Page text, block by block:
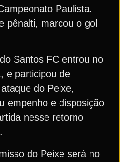
Paulista.
pênalti, marcou o gol
Santos FC entrou no
e participou de
do Peixe,
empenho e disposição
nesse retorno
do Peixe será no